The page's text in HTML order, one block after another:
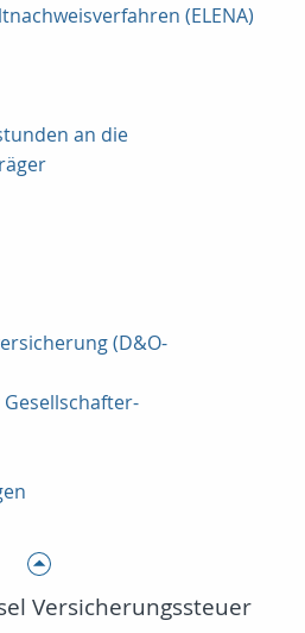
(ELENA)
an die
(D&O-
Versicherungssteuer